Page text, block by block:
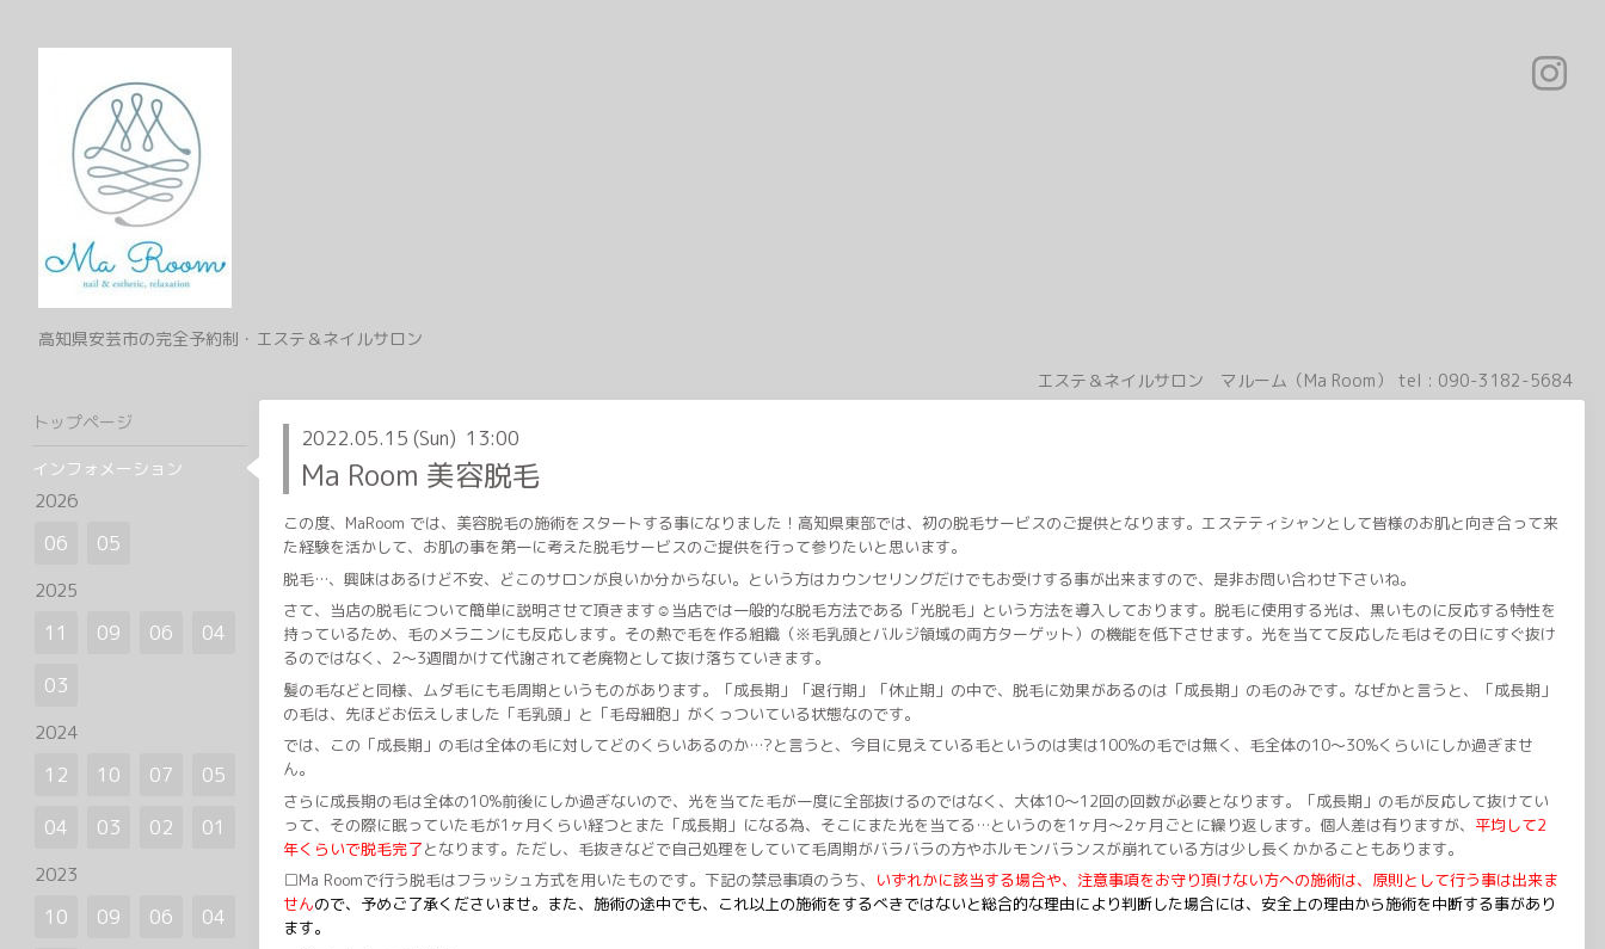
高知県安芸市の完全予約制・エステ＆ネイルサロン
エステ＆ネイルサロン マルーム（Ma Room）
tel : 090-3182-5684
2022.05.15 (Sun) 13:00
Ma Room 美容脱毛
この度、MaRoom では、美容脱毛の施術をスタートする事になりました！高知県東部では、初の脱毛サービスのご提供となります。エステティシャンとして皆様のお肌と向き合って来
た経験を活かして、お肌の事を第一に考えた脱毛サービスのご提供を行って参りたいと思います。
脱毛…、興味はあるけど不安、どこのサロンが良いか分からない。という方はカウンセリングだけでもお受けする事が出来ますので、是非お問い合わせ下さいね。
さて、当店の脱毛について簡単に説明させて頂きます☺︎当店では一般的な脱毛方法である「光脱毛」という方法を導入しております。脱毛に使用する光は、黒いものに反応する特性を
持っているため、毛のメラニンにも反応します。その熱で毛を作る組織（※毛乳頭とバルジ領域の両方ターゲット）の機能を低下させます。光を当てて反応した毛はその日にすぐ抜け
るのではなく、2〜3週間かけて代謝されて老廃物として抜け落ちていきます。
髪の毛などと同様、ムダ毛にも毛周期というものがあります。「成長期」「退行期」「休止期」の中で、脱毛に効果があるのは「成長期」の毛のみです。なぜかと言うと、「成長期」
の毛は、先ほどお伝えしました「毛乳頭」と「毛母細胞」がくっついている状態なのです。
では、この「成長期」の毛は全体の毛に対してどのくらいあるのか…?と言うと、今目に見えている毛というのは実は100%の毛では無く、毛全体の10〜30%くらいにしか過ぎませ
ん。
さらに成長期の毛は全体の10%前後にしか過ぎないので、光を当てた毛が一度に全部抜けるのではなく、大体10〜12回の回数が必要となります。「成長期」の毛が反応して抜けてい
って、その際に眠っていた毛が1ヶ月くらい経つとまた「成長期」になる為、そこにまた光を当てる…というのを1ヶ月〜2ヶ月ごとに繰り返します。個人差は有りますが、 平均して2
年くらいで脱毛完了となります。ただし、毛抜きなどで自己処理をしていて毛周期がバラバラの方やホルモンバランスが崩れている方は少し長くかかることもあります。
□Ma Roomで行う脱毛はフラッシュ方式を用いたものです。下記の禁忌事項のうち、
いずれかに該当する場合や、注意事項をお守り頂けない方への施術は、原則として行う事は出来ま
せんので、予めご了承くださいませ。また、施術の途中でも、これ以上の施術をするべきではないと総合的な理由により判断した場合には、安全上の理由から施術を中断する事があり
ます。
トップページ
インフォメーション
2026
06 05
2025
11 09 06
04
03
2024
12 10 07
05
04
03 02 01
2023
10 09 06
04